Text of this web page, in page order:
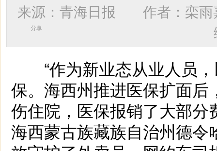
来源：青海日报 作者： 栾
分享
“作为新业态从业人员，
保。海西州推进医保扩面
伤住院，医保报销了大部分
海西蒙古族藏族自治州德